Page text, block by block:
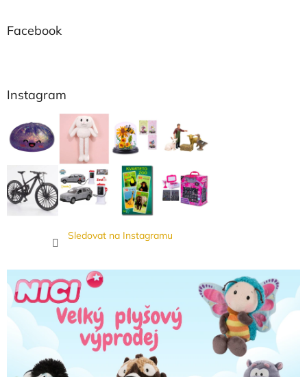
Facebook
Instagram
Sledovat na Instagramu